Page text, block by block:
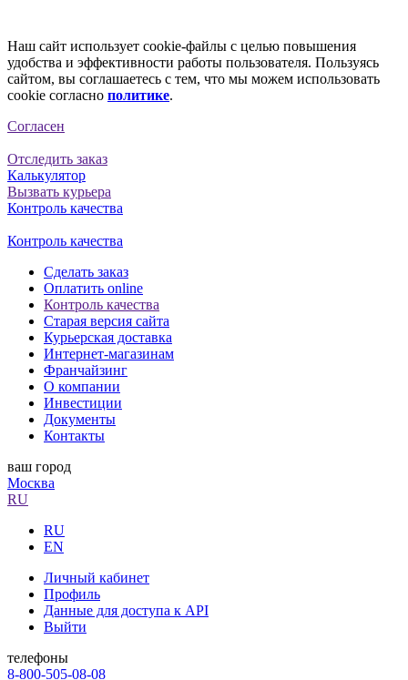
Наш сайт использует cookie-файлы с целью повышения
удобства и эффективности работы пользователя. Пользуясь
сайтом, вы соглашаетесь с тем, что мы можем использовать
cookie согласно политике.
Согласен
Отследить заказ
Калькулятор
Вызвать курьера
Контроль качества
Контроль качества
Сделать заказ
Оплатить online
Контроль качества
Старая версия сайта
Курьерская доставка
Интернет-магазинам
Франчайзинг
О компании
Инвестиции
Документы
Контакты
ваш город
Москва
RU
RU
EN
Личный кабинет
Профиль
Данные для доступа к API
Выйти
телефоны
8-800-505-08-08